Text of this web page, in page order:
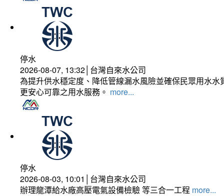
停水
2026-08-07, 13:32│台灣自來水公司
為提升供水穩定度、降低管線漏水風險並確保民眾用水
更安心可靠之用水服務。 more...
停水
2026-08-03, 10:01│台灣自來水公司
辦理龍潭給水廠高壓電氣設備檢驗 等三合一工程 more...